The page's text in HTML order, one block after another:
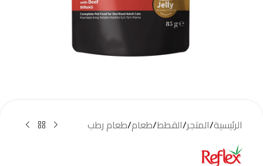
الرئيسية/المتجر/القطط/طعام/طعام رطب